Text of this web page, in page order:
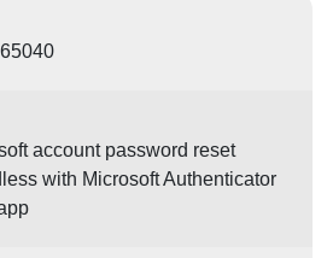
account password reset
with Microsoft Authenticator